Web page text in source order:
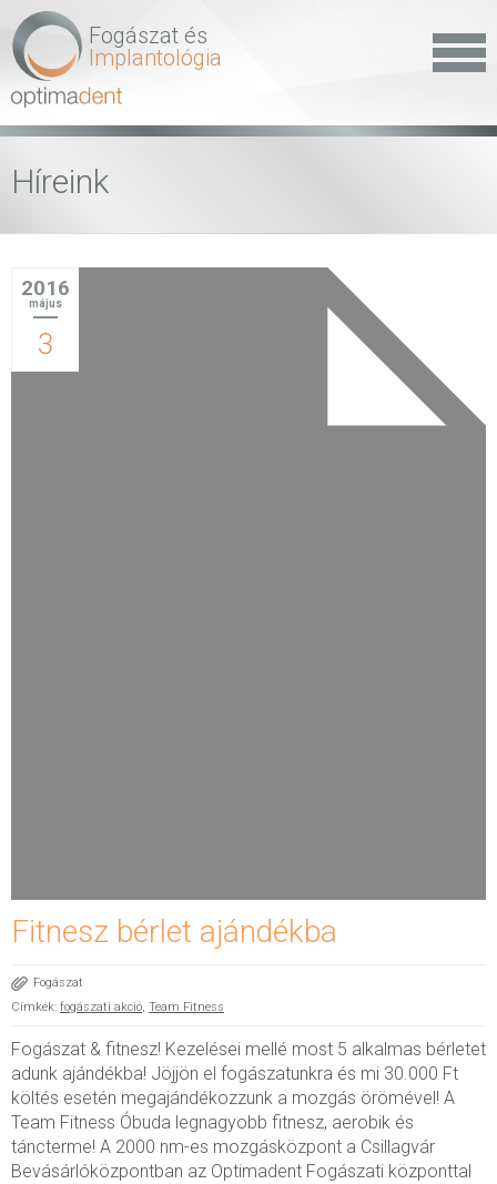
Fogászat és
Implantológia
Híreink
2016
május
3
Fitnesz bérlet ajándékba
Fogászat
Címkék: fogászati akció, Team Fitness
Fogászat & fitnesz! Kezelései mellé most 5 alkalmas bérletet
adunk ajándékba! Jöjjön el fogászatunkra és mi 30.000 Ft
költés esetén megajándékozzunk a mozgás örömével! A
Team Fitness Óbuda legnagyobb fitnesz, aerobik és
táncterme! A 2000 nm-es mozgásközpont a Csillagvár
Bevásárlóközpontban az Optimadent Fogászati központtal